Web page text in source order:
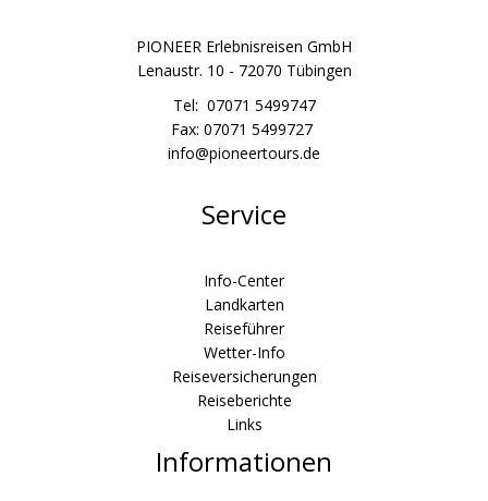
PIONEER Erlebnisreisen GmbH
Lenaustr. 10 - 72070 Tübingen
Tel: 07071 5499747
Fax: 07071 5499727
info@pioneertours.de
Service
Info-Center
Landkarten
Reiseführer
Wetter-Info
Reiseversicherungen
Reiseberichte
Links
Informationen